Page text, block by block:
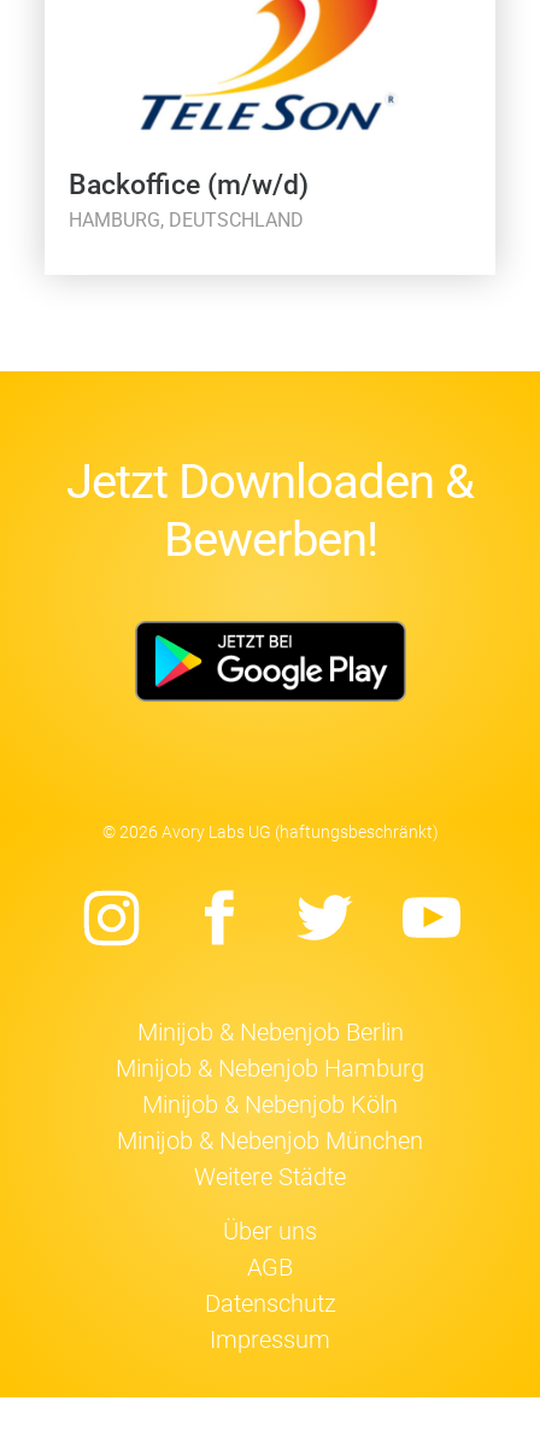
Backoffice (m/w/d)
HAMBURG, DEUTSCHLAND
Jetzt Downloaden &
Bewerben!
© 2026 Avory Labs UG (haftungsbeschränkt)
Instagram
Facebook
Twitter
Minijob & Nebenjob Berlin
Minijob & Nebenjob Hamburg
Minijob & Nebenjob Köln
Minijob & Nebenjob München
Weitere Städte
Über uns
AGB
Datenschutz
Impressum